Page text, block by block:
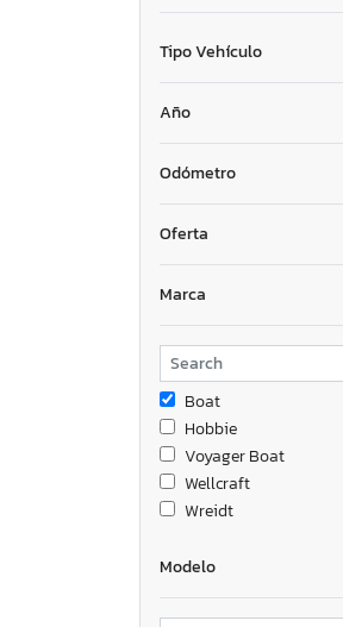
Tipo Vehículo
Año
Odómetro
Oferta
Marca
Boat
Hobbie
Voyager Boat
Wellcraft
Wreidt
Modelo